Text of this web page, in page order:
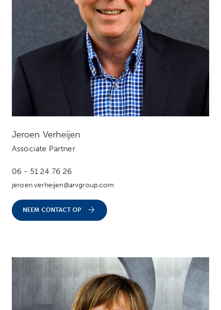
Jeroen Verheijen
Associate Partner
06 - 51 24 76 26
jeroen.verheijen@arvgroup.com
NEEM CONTACT OP